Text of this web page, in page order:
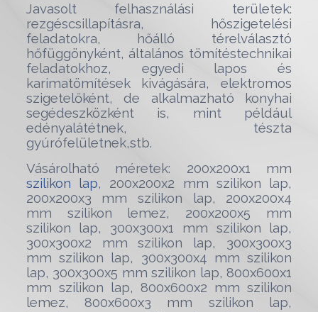
Javasolt felhasználási területek:
rezgéscsillapításra, hőszigetelési
feladatokra, hőálló térelválasztó
hőfüggönyként, általános tömítéstechnikai
feladatokhoz, egyedi lapos és
karimatömítések kivágására, elektromos
szigetelőként, de alkalmazható konyhai
segédeszközként is, mint például
edényalátétnek, tészta
gyúrófelületnek,stb.
Vásárolható méretek: 200x200x1 mm
szilikon lap, 200x200x2 mm szilikon lap,
200x200x3 mm szilikon lap, 200x200x4
mm szilikon lemez, 200x200x5 mm
szilikon lap, 300x300x1 mm szilikon lap,
300x300x2 mm szilikon lap, 300x300x3
mm szilikon lap, 300x300x4 mm szilikon
lap, 300x300x5 mm szilikon lap, 800x600x1
mm szilikon lap, 800x600x2 mm szilikon
lemez, 800x600x3 mm szilikon lap,